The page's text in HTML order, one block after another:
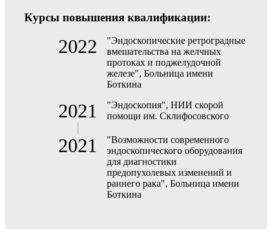
Курсы повышения квалификации:
2022
"Эндоскопические ретроградные
вмешательства на желчных
протоках и поджелудочной
железе", Больница имени
Боткина
2021
"Эндоскопия", НИИ скорой
помощи им. Склифосовского
2021
"Возможности современного
эндоскопического оборудования
для диагностики
предопухолевых изменений и
раннего рака", Больница имени
Боткина